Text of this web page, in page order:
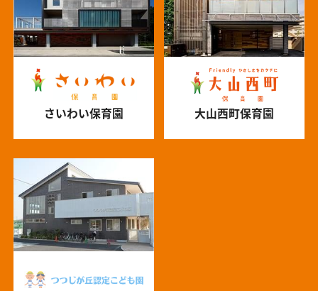
さいわい保育園 大山西町保育園